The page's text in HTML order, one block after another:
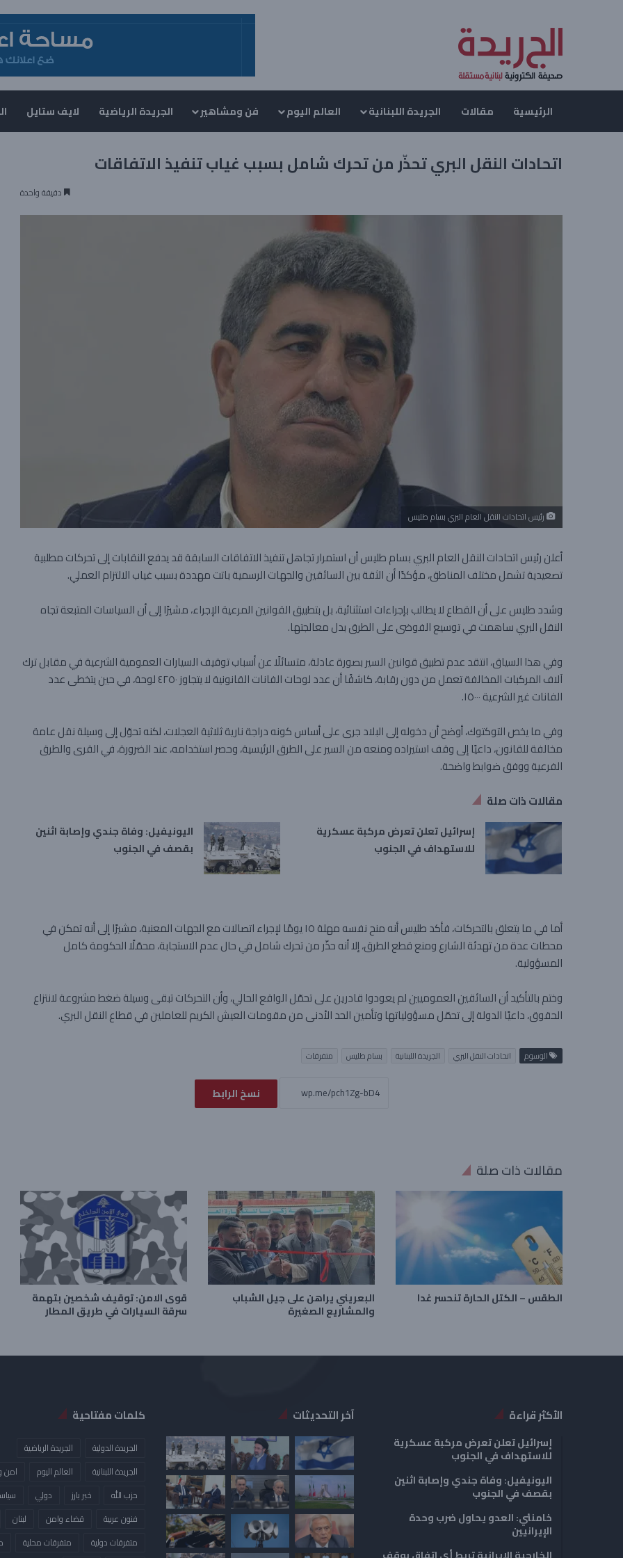
الرئيسية مقالات الجريدة اللبنانية العالم اليوم فن ومشاهير الجريدة الرياضية لايف ستايل
اتحادات النقل البري تحذّر من تحرك شامل بسبب غياب تنفيذ الاتفاقات
دقيقة واحدة
رئيس اتحادات النقل العام البري بسام طليس
أعلن رئيس اتحادات النقل العام البري بسام طليس أن استمرار تجاهل تنفيذ الاتفاقات السابقة قد يدفع النقابات إلى تحركات مطلبية
تصعيدية تشمل مختلف المناطق، مؤكدًا أن الثقة بين السائقين والجهات الرسمية باتت مهددة بسبب غياب الالتزام العملي.
وشدد طليس على أن القطاع لا يطالب بإجراءات استثنائية، بل بتطبيق القوانين المرعية الإجراء، مشيرًا إلى أن السياسات المتبعة تجاه
النقل البري ساهمت في توسيع الفوضى على الطرق بدل معالجتها.
وفي هذا السياق، انتقد عدم تطبيق قوانين السير بصورة عادلة، متسائلًا عن أسباب توقيف السيارات العمومية الشرعية في مقابل ترك
آلاف المركبات المخالفة تعمل من دون رقابة، كاشفًا أن عدد لوحات الفانات القانونية لا يتجاوز ٤٢٥٠ لوحة، في حين يتخطى عدد
الفانات غير الشرعية ١٥٠٠٠.
وفي ما يخص التوكتوك، أوضح أن دخوله إلى البلاد جرى على أساس كونه دراجة نارية ثلاثية العجلات، لكنه تحوّل إلى وسيلة نقل عامة
مخالفة للقانون، داعيًا إلى وقف استيراده ومنعه من السير على الطرق الرئيسية، وحصر استخدامه، عند الضرورة، في القرى والطرق
الفرعية ووفق ضوابط واضحة.
مقالات ذات صلة
إسرائيل تعلن تعرض مركبة عسكرية
للاستهداف في الجنوب
اليونيفيل: وفاة جندي وإصابة اثنين
بقصف في الجنوب
أما في ما يتعلق بالتحركات، فأكد طليس أنه منح نفسه مهلة ١٥ يومًا لإجراء اتصالات مع الجهات المعنية، مشيرًا إلى أنه تمكن في
محطات عدة من تهدئة الشارع ومنع قطع الطرق، إلا أنه حذّر من تحرك شامل في حال عدم الاستجابة، محمّلًا الحكومة كامل
المسؤولية.
وختم بالتأكيد أن السائقين العموميين لم يعودوا قادرين على تحمّل الواقع الحالي، وأن التحركات تبقى وسيلة ضغط مشروعة لانتزاع
الحقوق، داعيًا الدولة إلى تحمّل مسؤولياتها وتأمين الحد الأدنى من مقومات العيش الكريم للعاملين في قطاع النقل البري.
الوسوم اتحادات النقل البري الجريدة اللبنانية بسام طليس متفرقات
نسخ الرابط
مقالات ذات صلة
الطقس – الكتل الحارة تنحسر غدا البعريني يراهن على جيل الشباب
والمشاريع الصغيرة
قوى الامن: توقيف شخصين بتهمة
سرقة السيارات في طريق المطار
الأكثر قراءة
إسرائيل تعلن تعرض مركبة عسكرية
للاستهداف في الجنوب
اليونيفيل: وفاة جندي وإصابة اثنين
بقصف في الجنوب
خامنئي: العدو يحاول ضرب وحدة
الإيرانيين
آخر التحديثات كلمات مفتاحية
الجريدة الدولية
الجريدة الرياضية
الجريدة اللبنانية
العالم اليوم
امن
حزب الله
خبر بارز دولي
فنون عربية
قضاء وامن لبنان
متفرقات دولية
متفرقات محلية